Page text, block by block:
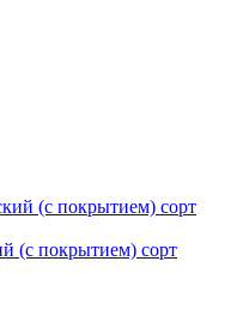
(с покрытием) сорт